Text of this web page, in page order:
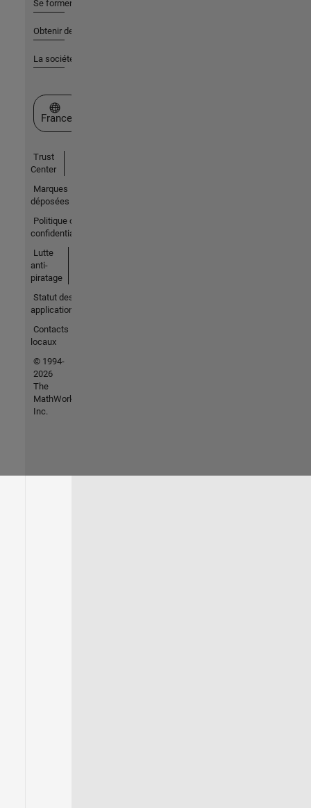
Se former
Obtenir de l'aide
La société
Sélectionner un site web
France
Trust
Center
Marques
déposées
Politique de
confidentialité
Lutte
anti-
piratage
Statut des
applications
Contacts
locaux
© 1994-
2026
The
MathWorks,
Inc.